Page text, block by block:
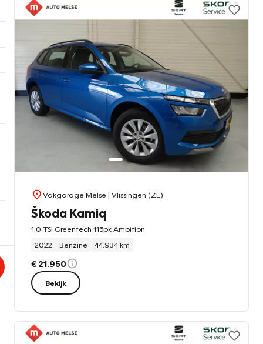
Vakgarage Melse | Vlissingen (ZE)
Škoda Kamiq
1.0 TSI Greentech 115pk Ambition
2022
Benzine 44.934 km
€ 21.950
Bekijk